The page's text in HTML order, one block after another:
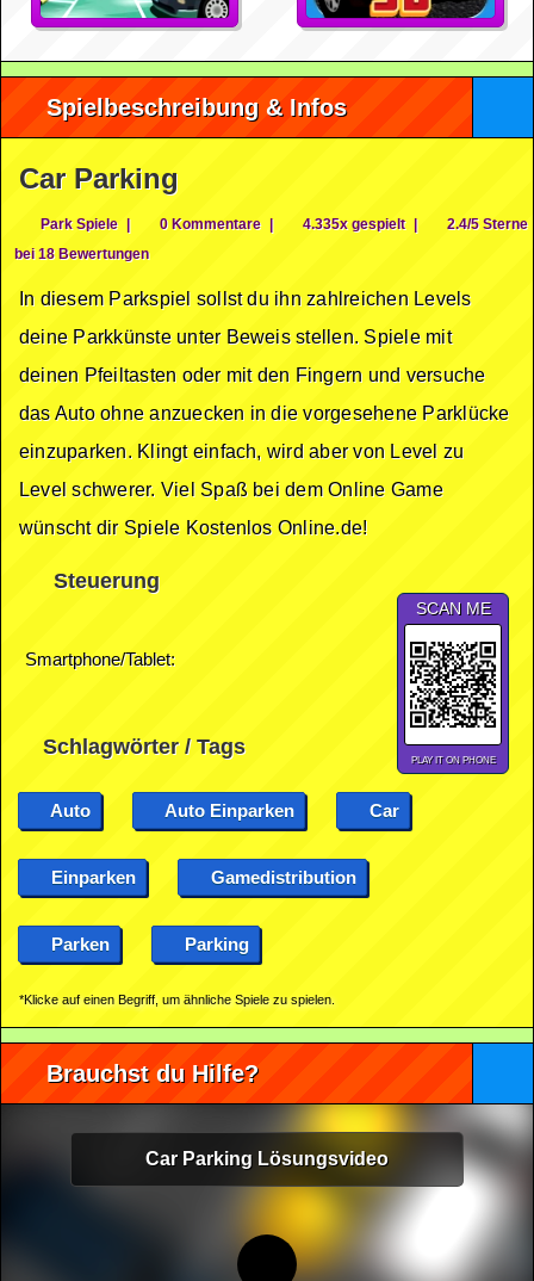
Spielbeschreibung & Infos
Car Parking
Park Spiele | 0 Kommentare | 4.335x gespielt |
2.4/5 Sterne
bei 18 Bewertungen
In diesem Parkspiel sollst du ihn zahlreichen Levels
deine Parkkünste unter Beweis stellen. Spiele mit
deinen Pfeiltasten oder mit den Fingern und versuche
das Auto ohne anzuecken in die vorgesehene Parklücke
einzuparken. Klingt einfach, wird aber von Level zu
Level schwerer. Viel Spaß bei dem Online Game
wünscht dir Spiele Kostenlos Online.de!
Steuerung
Smartphone/Tablet:
SCAN ME
PLAY IT ON PHONE
Schlagwörter / Tags
Auto Auto Einparken Car
Einparken Gamedistribution
Parken Parking
*Klicke auf einen Begriff, um ähnliche Spiele zu spielen.
Brauchst du Hilfe?
Car Parking Lösungsvideo